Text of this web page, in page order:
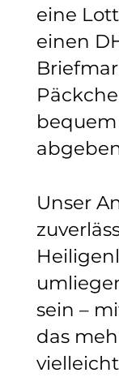
eine
einen
Unser
sein –
das